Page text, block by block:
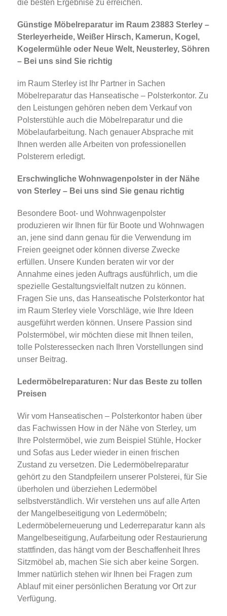
die besten Ergebnise zu erreichen.
Günstige Möbelreparatur im Raum 23883 Sterley –
Sterleyerheide, Weißer Hirsch, Kamerun, Kogel,
Kogelermühle oder Neue Welt, Neusterley, Söhren
– Bei uns sind Sie richtig
im Raum Sterley ist Ihr Partner in Sachen
Möbelreparatur das Hanseatische – Polsterkontor. Zu
den Leistungen gehören neben dem Verkauf von
Polsterstühle auch die Möbelreparatur und die
Möbelaufarbeitung. Nach genauer Absprache mit
Ihnen werden alle Arbeiten von professionellen
Polsterern erledigt.
Erschwingliche Wohnwagenpolster in der Nähe
von Sterley – Bei uns sind Sie genau richtig
Besondere Boot- und Wohnwagenpolster
produzieren wir Ihnen für für Boote und Wohnwagen
an, jene sind dann genau für die Verwendung im
Freien geeignet oder können diverse Zwecke
erfüllen. Unsere Kunden beraten wir vor der
Annahme eines jeden Auftrags ausführlich, um die
spezielle Gestaltungsvielfalt nutzen zu können.
Fragen Sie uns, das Hanseatische Polsterkontor hat
im Raum Sterley viele Vorschläge, wie Ihre Ideen
ausgeführt werden können. Unsere Passion sind
Polstermöbel, wir möchten diese mit Ihnen teilen,
tolle Polsteressecken nach Ihren Vorstellungen sind
unser Beitrag.
Ledermöbelreparaturen: Nur das Beste zu tollen
Preisen
Wir vom Hanseatischen – Polsterkontor haben über
das Fachwissen How in der Nähe von Sterley, um
Ihre Polstermöbel, wie zum Beispiel Stühle, Hocker
und Sofas aus Leder wieder in einen frischen
Zustand zu versetzen. Die Ledermöbelreparatur
gehört zu den Standpfeilern unserer Polsterei, für Sie
überholen und überziehen Ledermöbel
selbstverständlich. Wir verstehen uns auf alle Arten
der Mangelbeseitigung von Ledermöbeln;
Ledermöbelerneuerung und Lederreparatur kann als
Mangelbeseitigung, Aufarbeitung oder Restaurierung
stattfinden, das hängt vom der Beschaffenheit Ihres
Sitzmöbel ab, machen Sie sich aber keine Sorgen.
Immer natürlich stehen wir Ihnen bei Fragen zum
Ablauf mit einer persönlichen Beratung vor Ort zur
Verfügung.